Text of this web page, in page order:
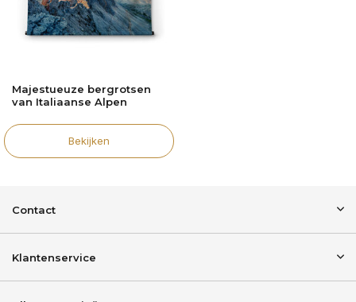
Majestueuze bergrotsen
van Italiaanse Alpen
Bekijken
Contact
Klantenservice